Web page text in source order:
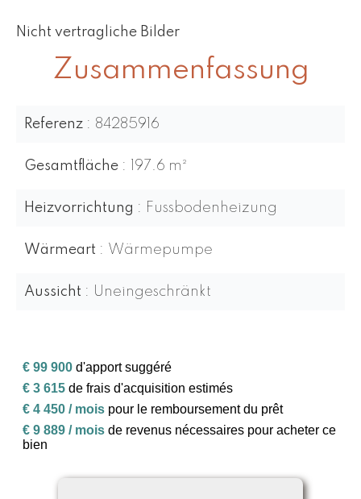
Nicht vertragliche Bilder
Zusammenfassung
Referenz 84285916
Gesamtfläche 197.6 m²
Heizvorrichtung Fussbodenheizung
Wärmeart Wärmepumpe
Aussicht Uneingeschränkt